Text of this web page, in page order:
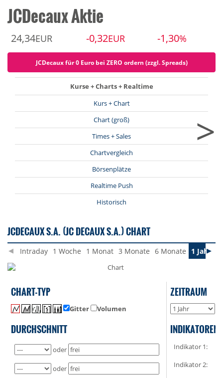
JCDecaux Aktie
24,34EUR -0,32EUR -1,30%
JCDecaux für 0 Euro bei ZERO ordern (zzgl. Spreads)
Kurse + Charts + Realtime
Kurs + Chart
Chart (groß)
Times + Sales
Chartvergleich
Börsenplätze
Realtime Push
Historisch
>
JCDECAUX S.A. (JC DECAUX S.A.) CHART
Intraday 1 Woche 1 Monat 3 Monate 6 Monate 1 Jahr
CHART-TYP
Gitter Volumen
ZEITRAUM
DURCHSCHNITT
oder
oder
INDIKATOREN
Indikator 1:
Indikator 2: